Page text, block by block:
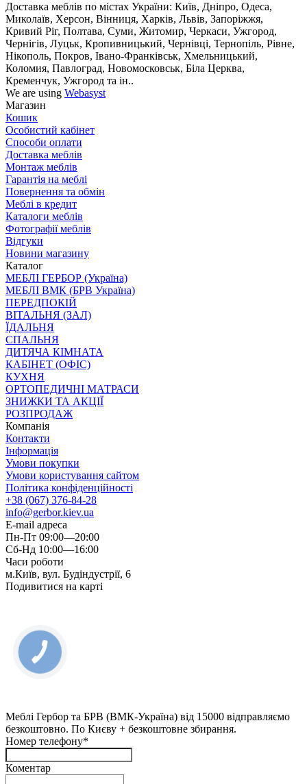
Доставка меблів по містах України: Київ, Дніпро, Одеса,
Миколаїв, Херсон, Вінниця, Харків, Львів, Запоріжжя,
Кривий Ріг, Полтава, Суми, Житомир, Черкаси, Ужгород,
Чернігів, Луцьк, Кропивницький, Чернівці, Тернопіль, Рівне,
Нікополь, Покров, Івано-Франківськ, Хмельницький,
Коломия, Павлоград, Новомосковськ, Біла Церква,
Кременчук, Ужгород та ін..
We are using Webasyst
Магазин
Кошик
Особистий кабінет
Способи оплати
Доставка меблів
Монтаж меблів
Гарантія на меблі
Повернення та обмін
Меблі в кредит
Каталоги меблів
Фотографії меблів
Відгуки
Новини магазину
Каталог
МЕБЛІ ГЕРБОР (Україна)
МЕБЛІ ВМК (БРВ Україна)
ПЕРЕДПОКІЙ
ВІТАЛЬНЯ (ЗАЛ)
ЇДАЛЬНЯ
СПАЛЬНЯ
ДИТЯЧА КІМНАТА
КАБІНЕТ (ОФІС)
КУХНЯ
ОРТОПЕДИЧНІ МАТРАСИ
ЗНИЖКИ ТА АКЦІЇ
РОЗПРОДАЖ
Компанія
Контакти
Інформація
Умови покупки
Умови користування сайтом
Політика конфіденційності
+38 (067) 376-84-28
info@gerbor.kiev.ua
E-mail адреса
Пн-Пт 09:00—20:00
Сб-Нд 10:00—16:00
Часи роботи
м.Київ, вул. Будіндустрії, 6
Подивитися на карті
Меблі Гербор та БРВ (ВМК-Україна) від 15000 відправляємо
безкоштовно. По Києву + безкоштовне збирання.
Номер телефону*
Коментар